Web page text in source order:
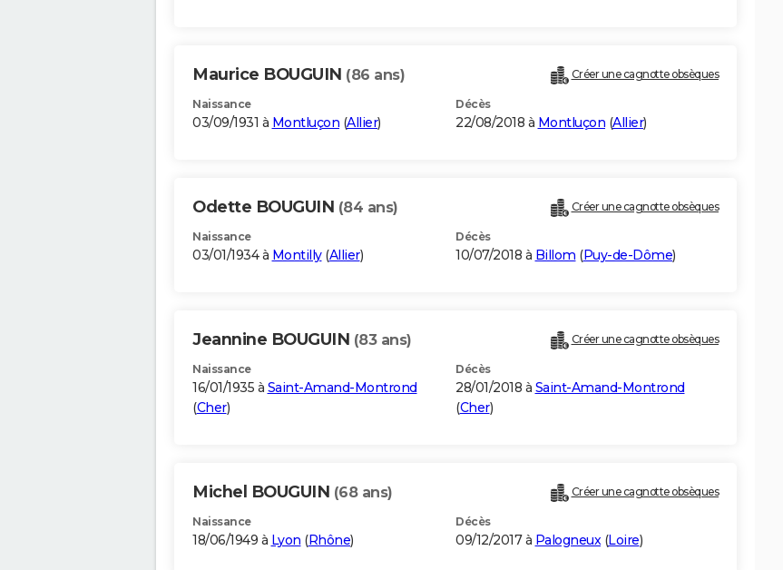
Maurice BOUGUIN (86 ans) Créer une cagnotte obsèques
Naissance
03/09/1931 à Montluçon (Allier)
Décès
22/08/2018 à Montluçon (Allier)
Odette BOUGUIN (84 ans) Créer une cagnotte obsèques
Naissance
03/01/1934 à Montilly(Allier)
Décès
10/07/2018 à Billom (Puy-de-Dôme)
Jeannine BOUGUIN (83 ans) Créer une cagnotte obsèques
Naissance
16/01/1935 à Saint-Amand-Montrond
(Cher)
Décès
28/01/2018 à Saint-Amand-Montrond
(Cher)
Michel BOUGUIN (68 ans) Créer une cagnotte obsèques
Naissance
18/06/1949 à Lyon (Rhône)
Décès
09/12/2017 à Palogneux(Loire)